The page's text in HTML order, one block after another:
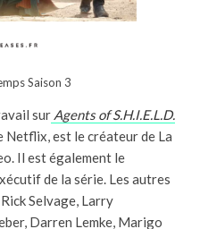
Saison 3
sur Agents of S.H.I.E.L.D.
Netflix, est le créateur de La
Il est également le
de la série. Les autres
Selvage, Larry
Darren Lemke, Marigo